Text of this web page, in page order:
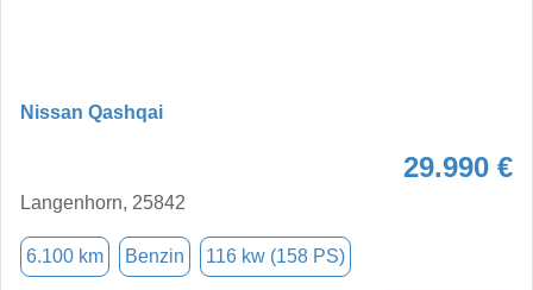
Nissan Qashqai
29.990 €
Langenhorn, 25842
6.100 km Benzin 116 kw (158 PS)